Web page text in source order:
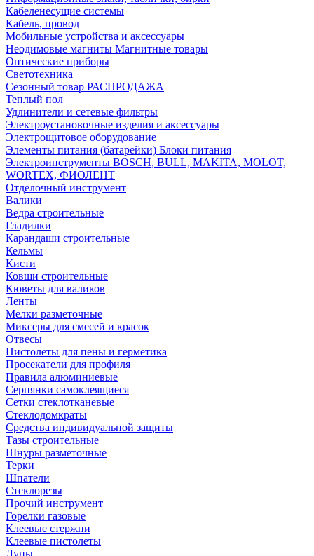
Кабеленесущие системы
Кабель, провод
Мобильные устройства и аксессуары
Неодимовые магниты Магнитные товары
Оптические приборы
Светотехника
Сезонный товар РАСПРОДАЖА
Теплый пол
Удлинители и сетевые фильтры
Электроустановочные изделия и аксессуары
Электрощитовое оборудование
Элементы питания (батарейки) Блоки питания
Электроинструменты BOSCH, BULL, MAKITA, MOLOT,
WORTEX, ФИОЛЕНТ
Отделочный инструмент
Валики
Ведра строительные
Гладилки
Карандаши строительные
Кельмы
Кисти
Ковши строительные
Кюветы для валиков
Ленты
Мелки разметочные
Миксеры для смесей и красок
Отвесы
Пистолеты для пены и герметика
Просекатели для профиля
Правила алюминиевые
Серпянки самоклеящиеся
Сетки стеклотканевые
Стеклодомкраты
Средства индивидуальной защиты
Тазы строительные
Шнуры разметочные
Терки
Шпатели
Стеклорезы
Прочий инструмент
Горелки газовые
Клеевые стержни
Клеевые пистолеты
Лупы